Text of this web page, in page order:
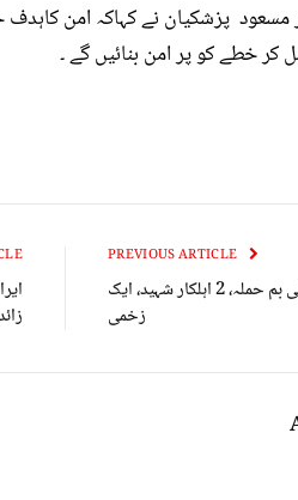
پزشکیان نے کہاکہ امن کاہدف
کر خطے کو پر امن بنائیں گے ۔
ڈیرہ بگٹی میں پولیس گاڑی پر دستی بم حملہ، 2 اہلکار شہید، ایک
زخمی